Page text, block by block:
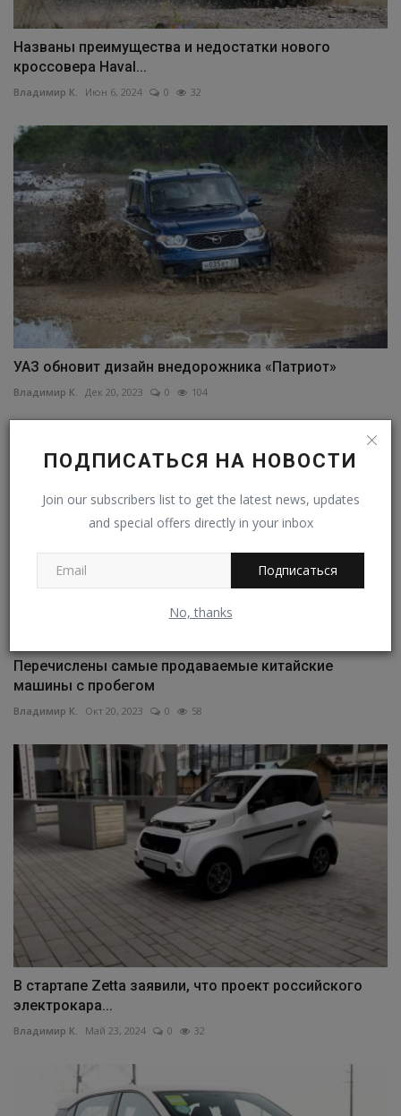
ПОДПИСАТЬСЯ НА НОВОСТИ
Join our subscribers list to get the latest news, updates
and special offers directly in your inbox
Подписаться
No, thanks
Названы преимущества и недостатки нового
кроссовера Haval...
Владимир К. Июн 6, 2024 0 32
УАЗ обновит дизайн внедорожника «Патриот»
Владимир К. Дек 20, 2023 0 104
Перечислены самые продаваемые китайские
машины с пробегом
Владимир К. Окт 20, 2023 0 58
В стартапе Zetta заявили, что проект российского
электрокара...
Владимир К. Май 23, 2024 0 32